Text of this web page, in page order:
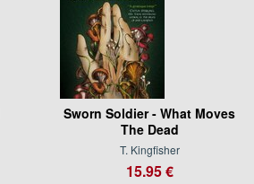
Sworn Soldier - What Moves
The Dead
T. Kingfisher
15.95 €